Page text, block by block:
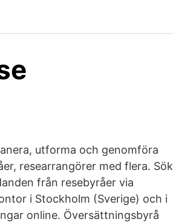
utforma och genomföra
researrangörer med flera. Sök
från resebyråer via
i Stockholm (Sverige) och i
online. Översättningsbyrå